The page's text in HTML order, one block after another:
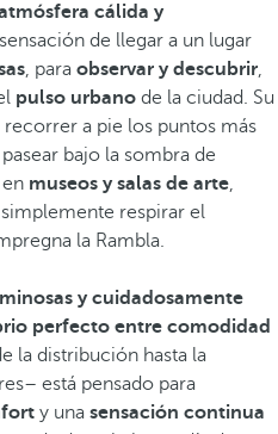
cálida y
de llegar a un lugar
, para observar y descubrir,
pulso urbano de la ciudad. Su
a pie los puntos más
bajo la sombra de
museos y salas de arte,
respirar el
la Rambla.
y cuidadosamente
perfecto entre comodidad
la distribución hasta la
está pensado para
y una sensación continua